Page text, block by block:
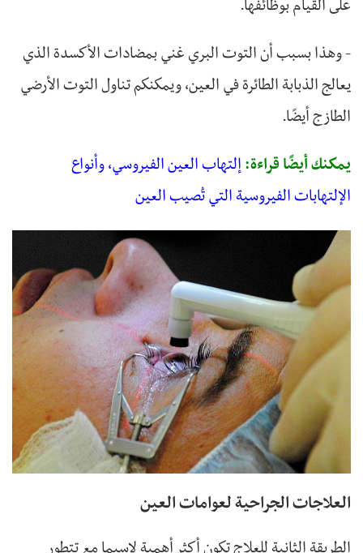
على القيام بوظائفها.
- وهذا بسبب أن التوت البري غني بمضادات الأكسدة الذي
يعالج الذبابة الطائرة في العين، ويمكنكم تناول التوت الأرضي
الطازج أيضًا.
يمكنك أيضًا قراءة: إلتهاب العين الفيروسي، وأنواع
الإلتهابات الفيروسية التي تُصيب العين
العلاجات الجراحية لعوامات العين